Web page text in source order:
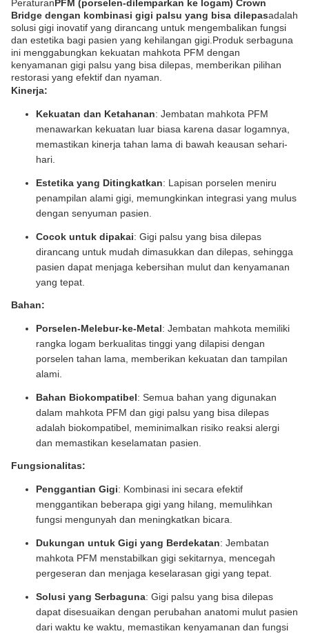
PeraturanPFM (porselen-dilemparkan ke logam) Crown
Bridge dengan kombinasi gigi palsu yang bisa dilepasadalah
solusi gigi inovatif yang dirancang untuk mengembalikan fungsi
dan estetika bagi pasien yang kehilangan gigi.Produk serbaguna
ini menggabungkan kekuatan mahkota PFM dengan
kenyamanan gigi palsu yang bisa dilepas, memberikan pilihan
restorasi yang efektif dan nyaman.
Kinerja:
Kekuatan dan Ketahanan: Jembatan mahkota PFM
menawarkan kekuatan luar biasa karena dasar logamnya,
memastikan kinerja tahan lama di bawah keausan sehari-
hari.
Estetika yang Ditingkatkan: Lapisan porselen meniru
penampilan alami gigi, memungkinkan integrasi yang mulus
dengan senyuman pasien.
Cocok untuk dipakai: Gigi palsu yang bisa dilepas
dirancang untuk mudah dimasukkan dan dilepas, sehingga
pasien dapat menjaga kebersihan mulut dan kenyamanan
yang tepat.
Bahan:
Porselen-Melebur-ke-Metal: Jembatan mahkota memiliki
rangka logam berkualitas tinggi yang dilapisi dengan
porselen tahan lama, memberikan kekuatan dan tampilan
alami.
Bahan Biokompatibel: Semua bahan yang digunakan
dalam mahkota PFM dan gigi palsu yang bisa dilepas
adalah biokompatibel, meminimalkan risiko reaksi alergi
dan memastikan keselamatan pasien.
Fungsionalitas:
Penggantian Gigi: Kombinasi ini secara efektif
menggantikan beberapa gigi yang hilang, memulihkan
fungsi mengunyah dan meningkatkan bicara.
Dukungan untuk Gigi yang Berdekatan: Jembatan
mahkota PFM menstabilkan gigi sekitarnya, mencegah
pergeseran dan menjaga keselarasan gigi yang tepat.
Solusi yang Serbaguna: Gigi palsu yang bisa dilepas
dapat disesuaikan dengan perubahan anatomi mulut pasien
dari waktu ke waktu, memastikan kenyamanan dan fungsi